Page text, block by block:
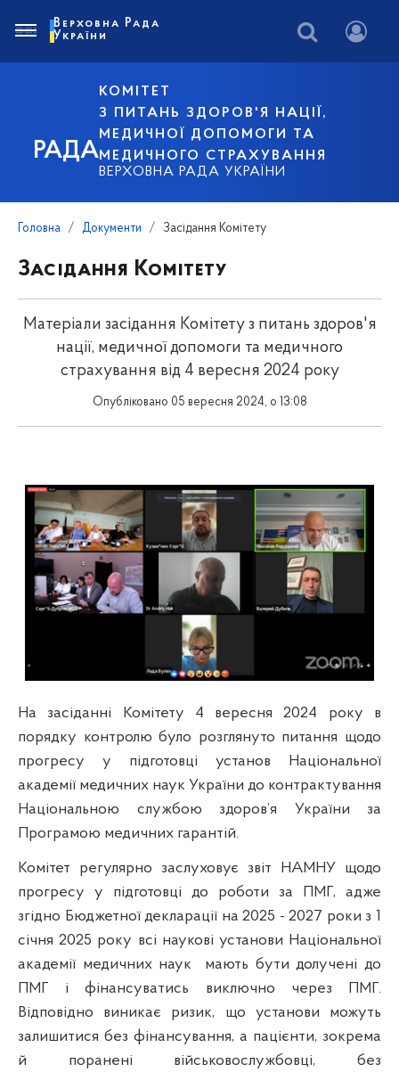
РАДА
КОМІТЕТ
З ПИТАНЬ ЗДОРОВ'Я НАЦІЇ,
МЕДИЧНОЇ ДОПОМОГИ ТА
МЕДИЧНОГО СТРАХУВАННЯ
ВЕРХОВНА РАДА УКРАЇНИ
Верховна Рада
України
Головна Документи Засідання Комітету
Засідання Комітету
Матеріали засідання Комітету з питань здоров'я
нації, медичної допомоги та медичного
страхування від 4 вересня 2024 року
Опубліковано 05 вересня 2024, о 13:08
На засіданні Комітету 4 вересня 2024 року в
порядку контролю було розглянуто питання щодо
прогресу у підготовці установ Національної
академії медичних наук України до контрактування
Національною службою здоров’я України за
Програмою медичних гарантій.
Комітет регулярно заслуховує звіт НАМНУ щодо
прогресу у підготовці до роботи за ПМГ, адже
згідно Бюджетної декларації на 2025 - 2027 роки з 1
січня 2025 року всі наукові установи Національної
академії медичних наук
мають бути долучені до
ПМГ і фінансуватись виключно через ПМГ.
Відповідно виникає ризик, що установи можуть
залишитися без фінансування, а пацієнти, зокрема
й поранені військовослужбовці, без